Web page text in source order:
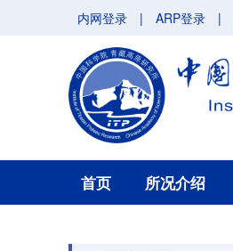
内网登录 | ARP登录 |
首页 所况介绍